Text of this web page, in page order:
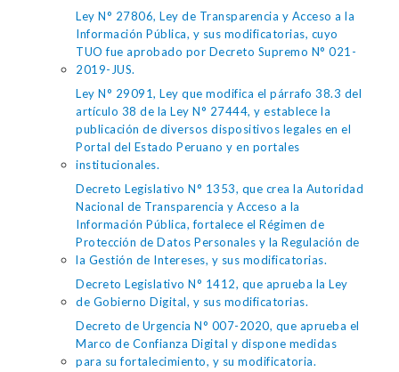
Ley N° 27806, Ley de Transparencia y Acceso a la
Información Pública, y sus modificatorias, cuyo
TUO fue aprobado por Decreto Supremo N° 021-
2019-JUS.
Ley N° 29091, Ley que modifica el párrafo 38.3 del
artículo 38 de la Ley N° 27444, y establece la
publicación de diversos dispositivos legales en el
Portal del Estado Peruano y en portales
institucionales.
Decreto Legislativo N° 1353, que crea la Autoridad
Nacional de Transparencia y Acceso a la
Información Pública, fortalece el Régimen de
Protección de Datos Personales y la Regulación de
la Gestión de Intereses, y sus modificatorias.
Decreto Legislativo N° 1412, que aprueba la Ley
de Gobierno Digital, y sus modificatorias.
Decreto de Urgencia N° 007-2020, que aprueba el
Marco de Confianza Digital y dispone medidas
para su fortalecimiento, y su modificatoria.